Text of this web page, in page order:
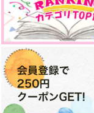
colorful box
わた
専売 787円（税込）
ユーリ!!! on ICE
ヴィクトル×勝生勇利
サンプル